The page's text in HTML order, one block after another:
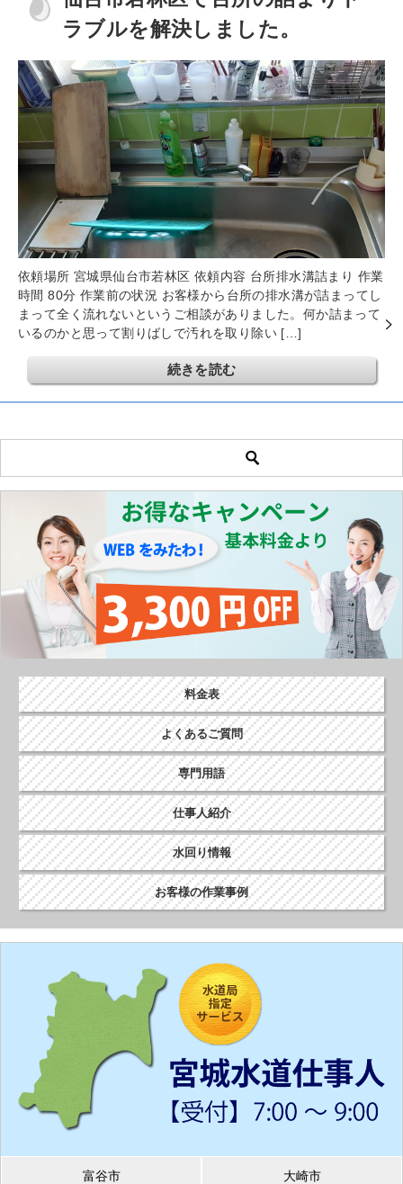
ラブルを解決しました。
依頼場所 宮城県仙台市若林区 依頼内容 台所排水溝詰まり 作業
時間 80分 作業前の状況 お客様から台所の排水溝が詰まってし
まって全く流れないというご相談がありました。何か詰まって
いるのかと思って割りばしで汚れを取り除い […]
続きを読む
料金表
よくあるご質問
専門用語
仕事人紹介
水回り情報
お客様の作業事例
富谷市 大崎市